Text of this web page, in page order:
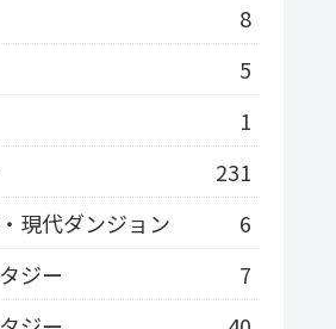
8
5
1
231
現代ダンジョン
6
ジー
7